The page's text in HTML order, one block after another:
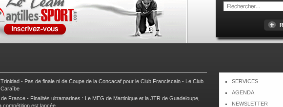
- Pas de finale ni de Coupe de la Concacaf pour le Club Franciscain - Le Club
de France - Finalités ultramarines : Le MEG de Martinique et la JTR de Guadeloupe,
compétition est lancée
SERVICES
AGENDA
NEWSLETTER